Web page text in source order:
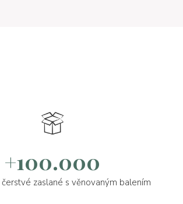
+100.000
zaslané s věnovaným balením